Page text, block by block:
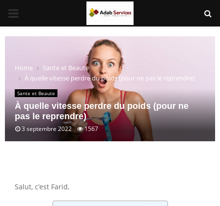
PRIMARY
MENU
Home
Sante et Beaute
À quelle vitesse perdre du poids (pour ne pas le reprendre)
Sante et Beaute
À quelle vitesse perdre du poids (pour ne
pas le reprendre)
3 septembre 2022 1567
Salut, c’est Farid,